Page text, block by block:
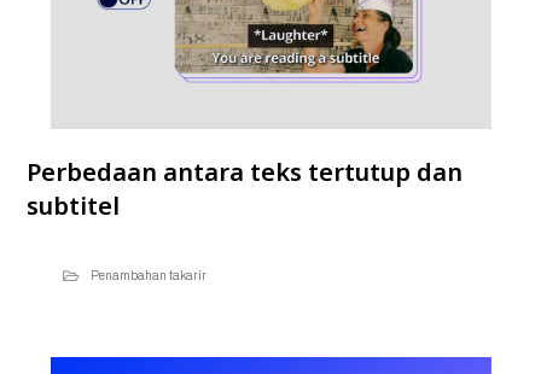
Perbedaan antara teks tertutup dan
subtitel
Penambahan takarir